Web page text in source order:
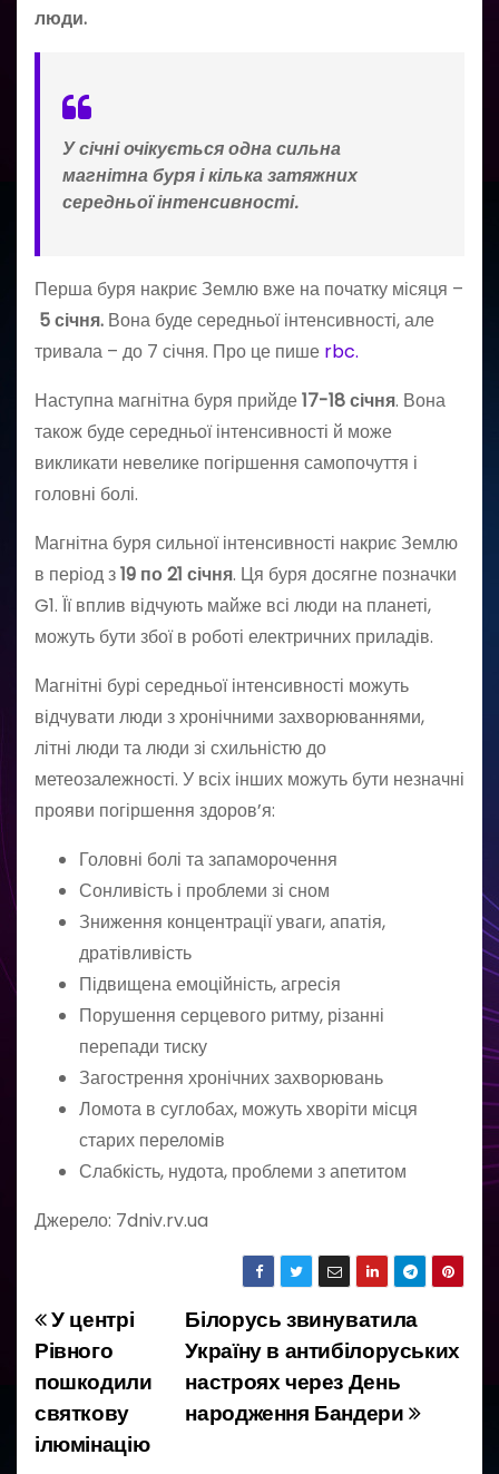
люди.
У січні очікується одна сильна
магнітна буря і кілька затяжних
середньої інтенсивності.
Перша буря накриє Землю вже на початку місяця –
5 січня. Вона буде середньої інтенсивності, але
тривала – до 7 січня. Про це пише rbc.
Наступна магнітна буря прийде17-18 січня. Вона
також буде середньої інтенсивності й може
викликати невелике погіршення самопочуття і
головні болі.
Магнітна буря сильної інтенсивності накриє Землю
в період з19 по 21 січня. Ця буря досягне позначки
G1. Її вплив відчують майже всі люди на планеті,
можуть бути збої в роботі електричних приладів.
Магнітні бурі середньої інтенсивності можуть
відчувати люди з хронічними захворюваннями,
літні люди та люди зі схильністю до
метеозалежності. У всіх інших можуть бути незначні
прояви погіршення здоров’я:
Головні болі та запаморочення
Сонливість і проблеми зі сном
Зниження концентрації уваги, апатія,
дратівливість
Підвищена емоційність, агресія
Порушення серцевого ритму, різанні
перепади тиску
Загострення хронічних захворювань
Ломота в суглобах, можуть хворіти місця
старих переломів
Слабкість, нудота, проблеми з апетитом
Джерело: 7dniv.rv.ua
Н
а
в
Білорусь звинуватила
Україну в антибілоруських
настроях через День
народження Бандери
У центрі
Рівного
пошкодили
святкову
ілюмінацію